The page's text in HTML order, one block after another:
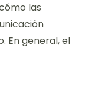
las
En general, el